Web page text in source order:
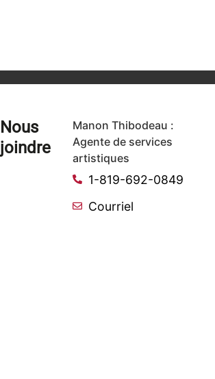
Nous
joindre
Manon Thibodeau :
Agente de services
artistiques
1-819-692-0849
Courriel